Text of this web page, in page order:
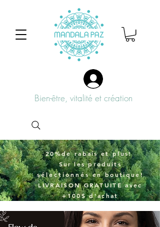
Bien-être, vitalité et création
20%de rabais et plus!
Surles produits
sélectionnésen boutique!
LIVRAISON GRATUITE avec
+100$ d'achat